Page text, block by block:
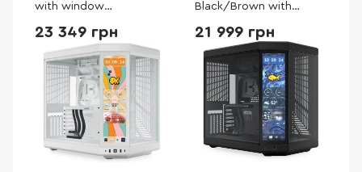
with window
23 349 грн
Black/Brown with
Noctua Edition)
21 999 грн